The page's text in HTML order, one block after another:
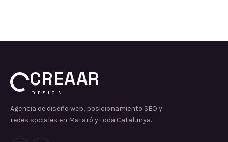
CREAAR
DESIGN
Agencia de diseño web, posicionamiento SEO y
redes sociales en Mataró y toda Catalunya.